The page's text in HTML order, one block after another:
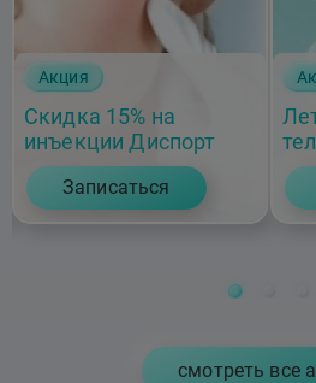
Акция
Скидка 15% на
инъекции Диспорт
Записаться
cмотреть все